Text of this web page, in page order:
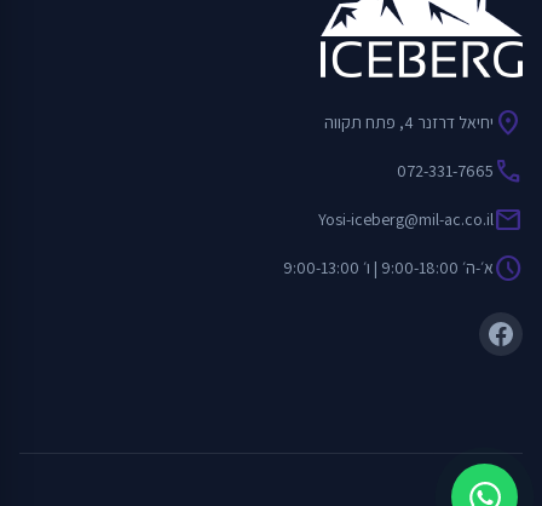
location_on יחיאל דרזנר 4, פתח תקווה
call
072-331-7665
mail
Yosi-iceberg@mil-ac.co.il
scheduleא׳-ה׳ 9:00-18:00 | ו׳ 9:00-13:00